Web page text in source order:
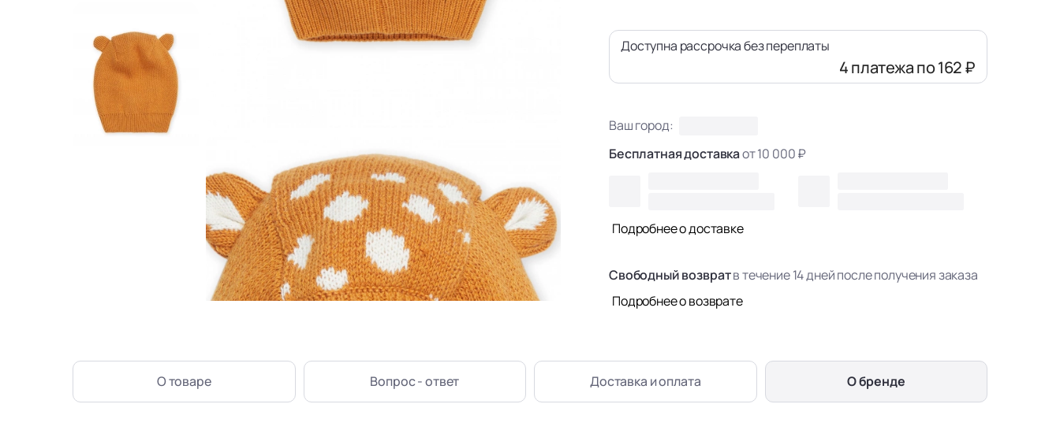
Доступна рассрочка без переплаты
4 платежапо 162 ₽
Ваш город:
Бесплатная доставкаот 10 000 ₽
Подробнее о доставке
Свободный возвратв течение 14 дней после получения заказа
Подробнее о возврате
О товаре Вопрос - ответ Доставка и оплата О бренде